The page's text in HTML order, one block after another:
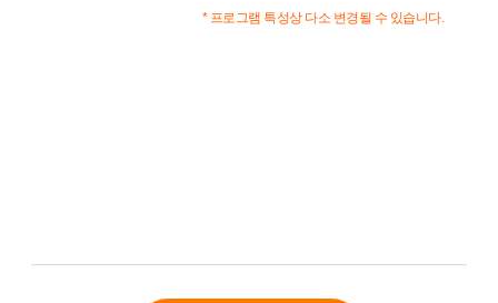
* 프로그램 특성상 다소 변경될 수 있습니다.